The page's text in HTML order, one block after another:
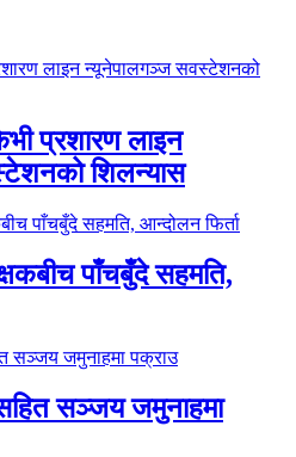
प्रशारण लाइन
शिलन्यास
पाँचबुँदे सहमति,
सञ्जय जमुनाहमा